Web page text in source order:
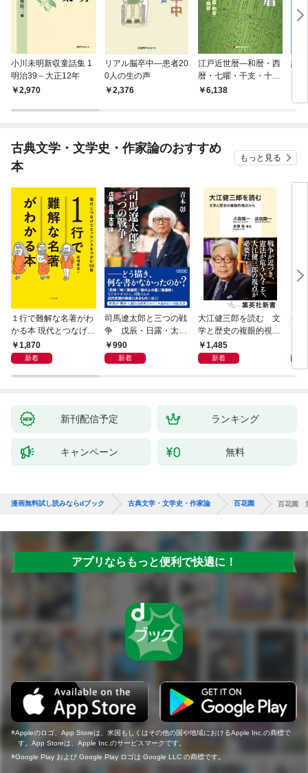
小川未明新収童話集 1
明治39－大正12年
2,970
リアル脳卒中―患者20
0人の生の声
2,376
江戸近世暦―和暦・西
暦・七曜・干支・十二
直・納音・二十八
6,138
認
ニ
古典文学・文学史・作家論のおすすめ
本
もっと見る
１行で難解な名著がわ
かる本 現代とつなげて
エッセンスをつかむ50
冊
1,870
新着
司馬遼太郎と三つの戦
争 戊辰・日露・太平
洋990
新着
大江健三郎を読む 文
学と歴史の複眼的視点
から1,485
新着
出
新刊配信予定 ランキング
キャンペーン 無料
漫画無料試し読みならdブック 古典文学・文学史・作家論 百花園 百花園
アプリならもっと便利で快適に！
Appleのロゴ、App Storeは、米国もしくはその他の国や地域におけるApple Inc.の商標で
す。App Storeは、Apple Inc.のサービスマークです。
Google Play および Google Play ロゴは Google LLC の商標です。